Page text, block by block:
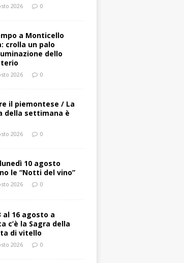
2026 0
a Monticello
crolla un palo
dello
2026 0
il piemontese / La
della settimana è
2026 0
10 agosto
le “Notti del vino”
2026 0
al 16 agosto a
c’è la Sagra della
di vitello
2026 0